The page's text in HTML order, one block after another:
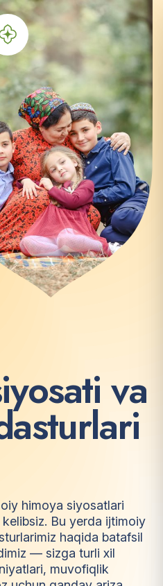
iyosati va
asturlari
himoya siyosatlari
Bu yerda ijtimoiy
haqida batafsil
— sizga turli xil
muvofiqlik